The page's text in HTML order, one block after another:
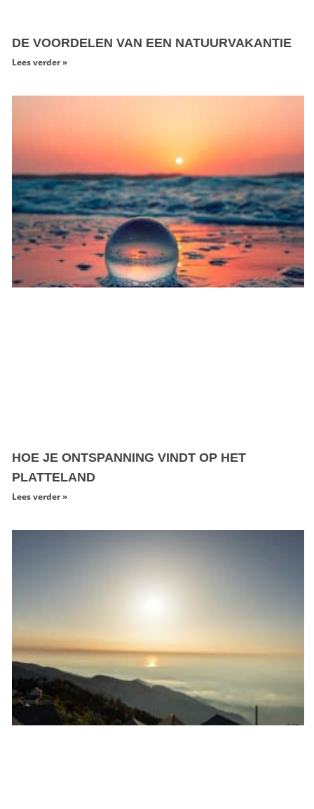
DE VOORDELEN VAN EEN NATUURVAKANTIE
Lees verder »
HOE JE ONTSPANNING VINDT OP HET
PLATTELAND
Lees verder »